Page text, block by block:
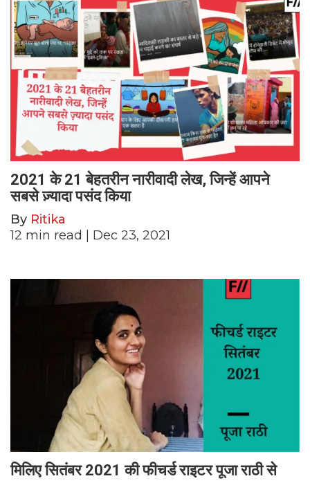
2021 के 21 बेहतरीन नारीवादी लेख, जिन्हें आपने
सबसे ज़्यादा पसंद किया
By Ritika
12 min read | Dec 23, 2021
मिलिए सितंबर 2021 की फीचर्ड राइटर पूजा राठी से